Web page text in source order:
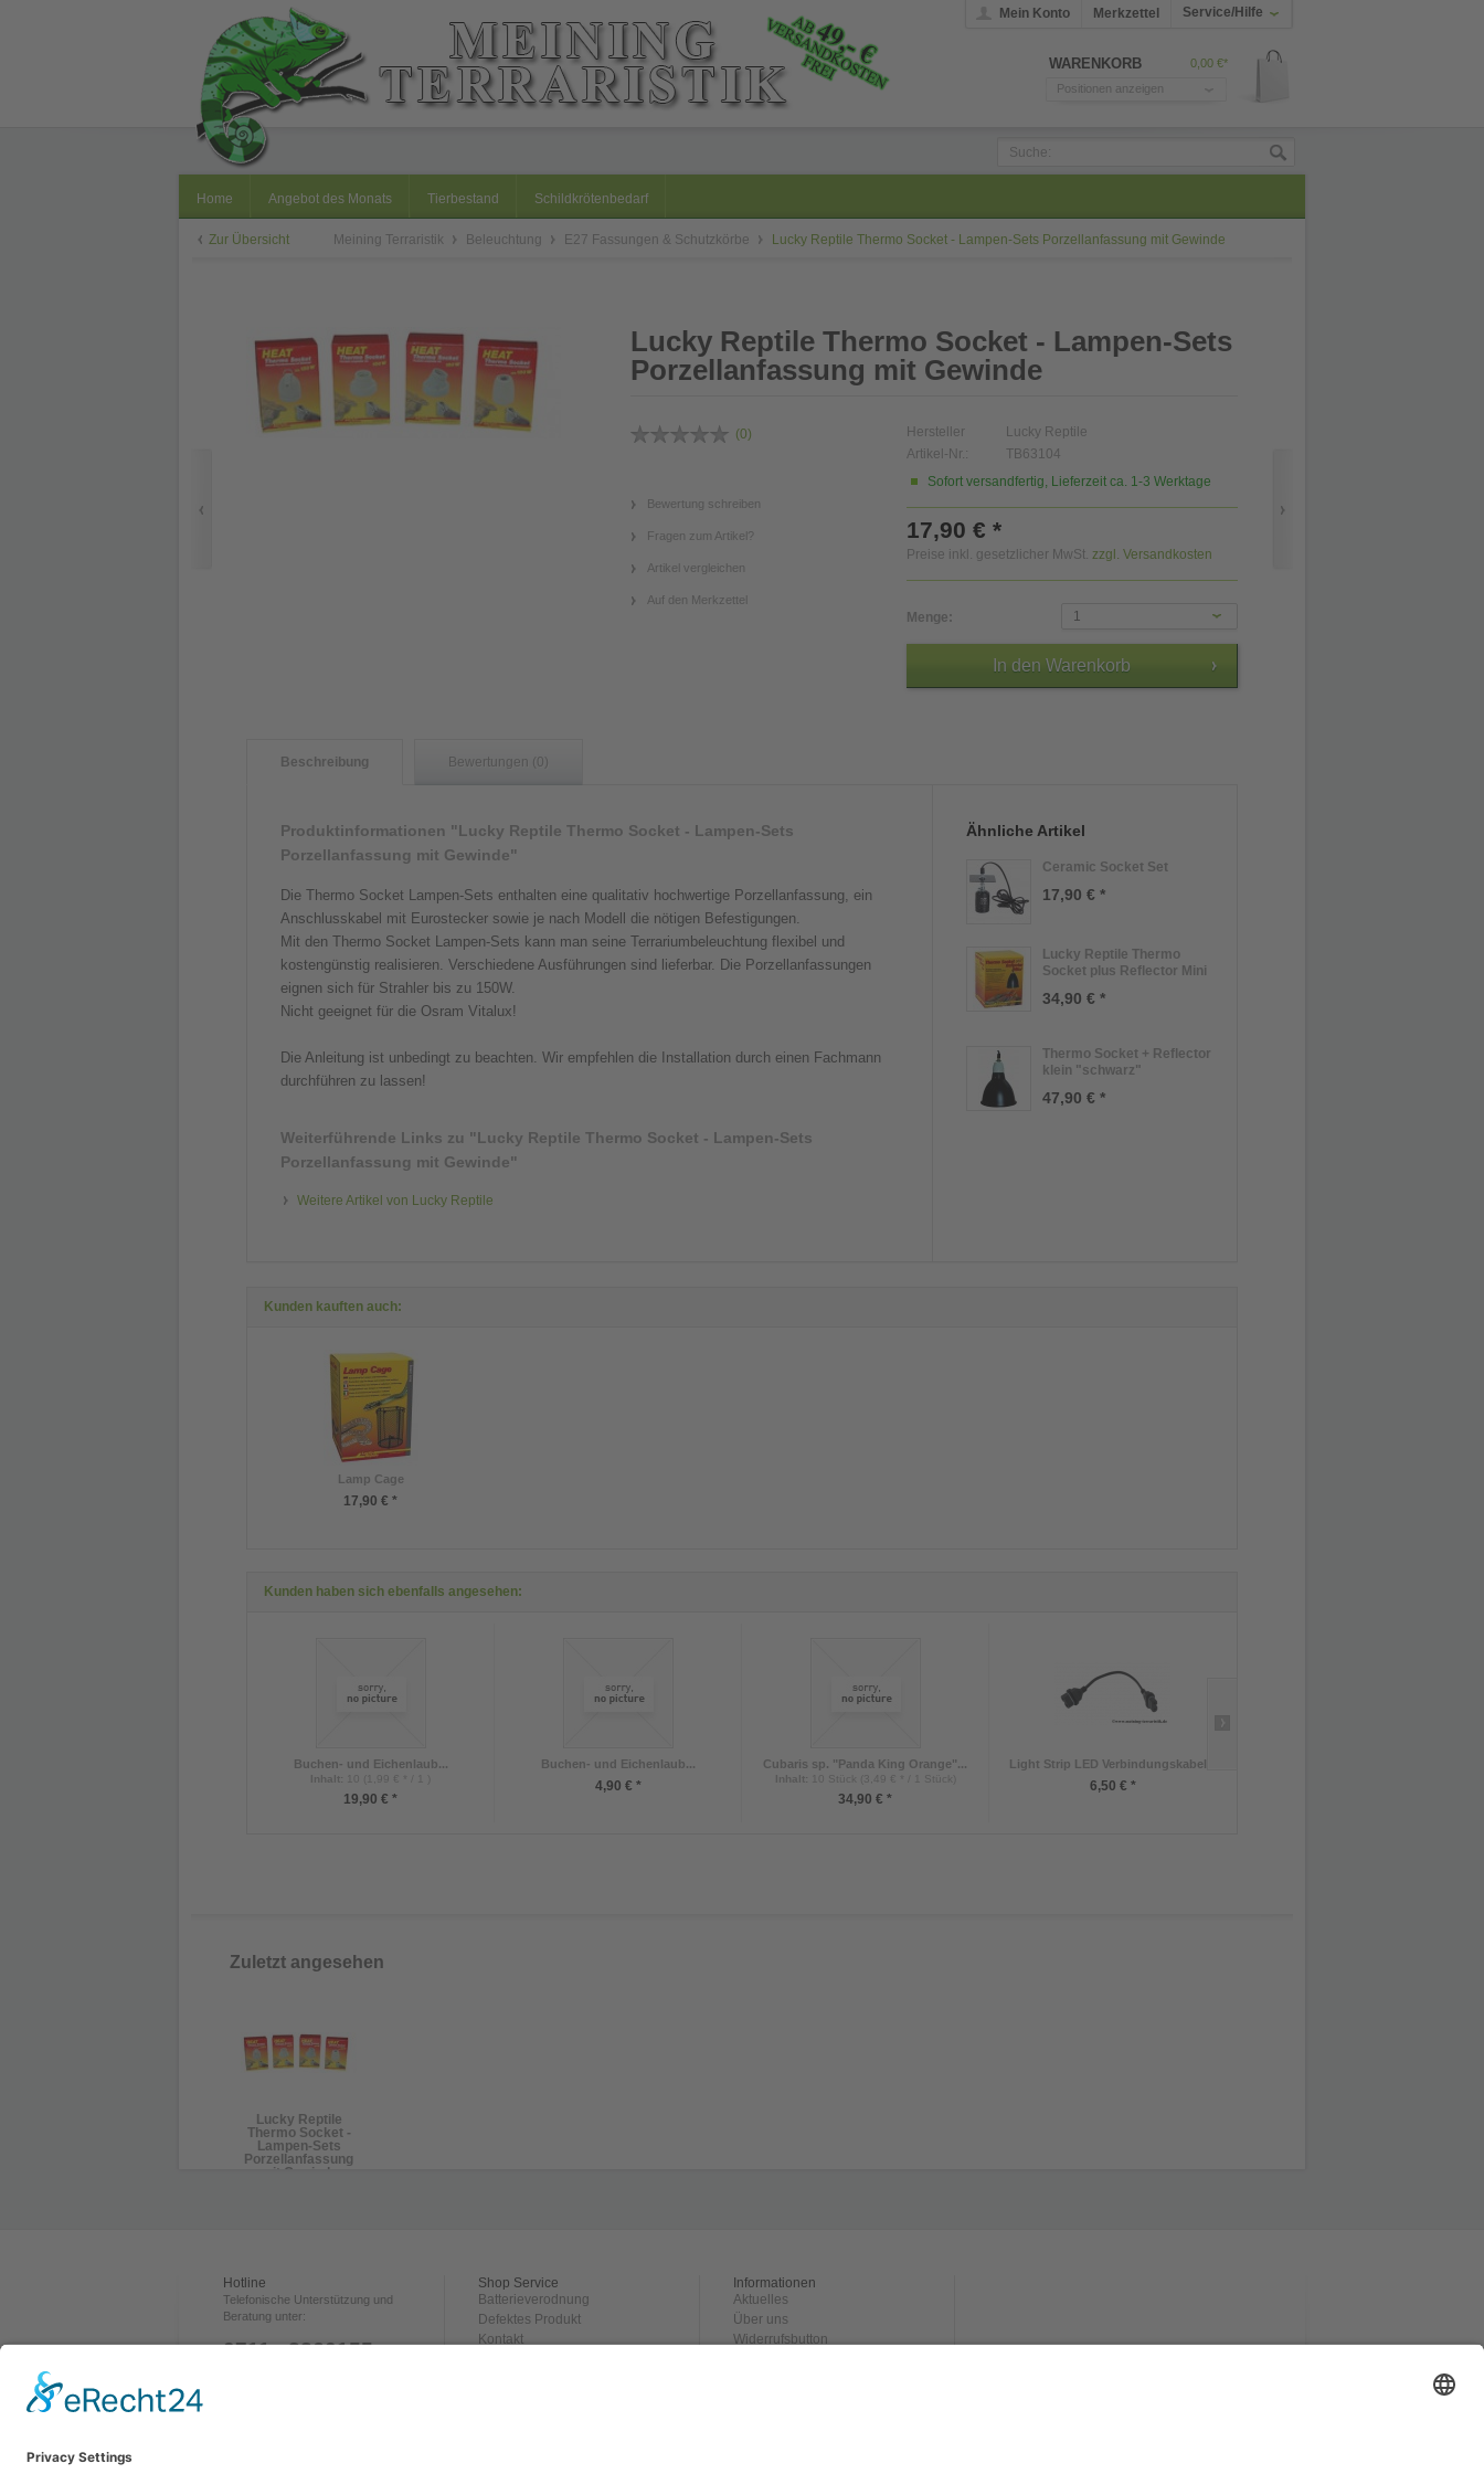
Mein Konto Merkzettel Service/Hilfe
WARENKORB
0,00 €*
Positionen anzeigen
Home Angebot des Monats Tierbestand Schildkrötenbedarf
Zur Übersicht Meining Terraristik Beleuchtung E27 Fassungen & Schutzkörbe Lucky Reptile Thermo Socket - Lampen-Sets Porzellanfassung mit Gewinde
Lucky Reptile Thermo Socket - Lampen-Sets
Porzellanfassung mit Gewinde
(0)
Bewertung schreiben
Fragen zum Artikel?
Artikel vergleichen
Auf den Merkzettel
Hersteller
Lucky Reptile
Artikel-Nr.:
TB63104
Sofort versandfertig, Lieferzeit ca. 1-3 Werktage
17,90 € *
Preise inkl. gesetzlicher MwSt. zzgl. Versandkosten
Menge: 1
Beschreibung Bewertungen (0)
Produktinformationen "Lucky Reptile Thermo Socket - Lampen-Sets
Porzellanfassung mit Gewinde"
Die Thermo Socket Lampen-Sets enthalten eine qualitativ hochwertige Porzellanfassung, ein
Anschlusskabel mit Eurostecker sowie je nach Modell die nötigen Befestigungen.
Mit den Thermo Socket Lampen-Sets kann man seine Terrariumbeleuchtung flexibel und
kostengünstig realisieren. Verschiedene Ausführungen sind lieferbar. Die Porzellanfassungen
eignen sich für Strahler bis zu 150W.
Nicht geeignet für die Osram Vitalux!
Die Anleitung ist unbedingt zu beachten. Wir empfehlen die Installation durch einen Fachmann
durchführen zu lassen!
Weiterführende Links zu "Lucky Reptile Thermo Socket - Lampen-Sets
Porzellanfassung mit Gewinde"
Weitere Artikel von Lucky Reptile
Ähnliche Artikel
Ceramic Socket Set
17,90 € *
Lucky Reptile Thermo
Socket plus Reflector Mini
34,90 € *
Thermo Socket + Reflector
klein "schwarz"
47,90 € *
Kunden kauften auch:
Lamp Cage
17,90 € *
Kunden haben sich ebenfalls angesehen:
Buchen- und Eichenlaub...
Inhalt: 10 (1,99 € * / 1 )
19,90 € *
Buchen- und Eichenlaub...
4,90 € *
Cubaris sp. "Panda King Orange"...
Inhalt: 10 Stück (3,49 € * / 1 Stück)
34,90 € *
Light Strip LED Verbindungskabel...
6,50 € *
Zuletzt angesehen
Lucky Reptile
Thermo Socket -
Lampen-Sets
Porzellanfassung
mit Gewinde
Hotline
Telefonische Unterstützung und
Beratung unter:
0711 - 3360155
Shop Service
Batterieverodnung
Defektes Produkt
Kontakt
Informationen
Aktuelles
Über uns
Widerrufsbutton